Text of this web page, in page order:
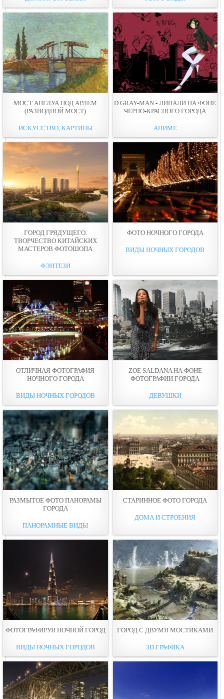
МОСТ АНГЛУА ПОД АРЛЕМ
(РАЗВОДНОЙ МОСТ)
ИСКУССТВО, КАРТИНЫ
D.GRAY-MAN - ЛИНАЛИ НА ФОНЕ
ЧЕРНО-КРАСНОГО ГОРОДА
АНИМЕ
ГОРОД ГРЯДУЩЕГО.
ТВОРЧЕСТВО КИТАЙСКИХ
МАСТЕРОВ ФОТОШОПА
ФЭНТЕЗИ
ФОТО НОЧНОГО ГОРОДА
ВИДЫ НОЧНЫХ ГОРОДОВ
ОТЛИЧНАЯ ФОТОГРАФИЯ
НОЧНОГО ГОРОДА
ВИДЫ НОЧНЫХ ГОРОДОВ
ZOE SALDANA НА ФОНЕ
ФОТОГРАФИИ ГОРОДА
ДЕВУШКИ
РАЗМЫТОЕ ФОТО ПАНОРАМЫ
ГОРОДА
ПАНОРАМНЫЕ ВИДЫ
СТАРИННОЕ ФОТО ГОРОДА
ДОМА И СТРОЕНИЯ
ФОТОГРАФИРУЯ НОЧНОЙ ГОРОД
ВИДЫ НОЧНЫХ ГОРОДОВ
ГОРОД С ДВУМЯ МОСТИКАМИ
3D ГРАФИКА